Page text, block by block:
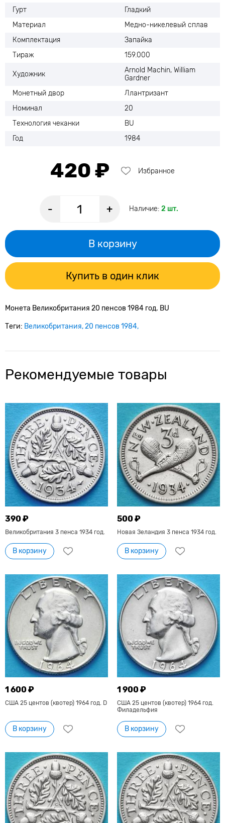
Гурт
Гладкий
Материал
Медно-никелевый сплав
Комплектация
Запайка
Тираж
159.000
Художник
Arnold Machin, William
Gardner
Монетный двор
Ллантризант
Номинал
20
Технология чеканки
BU
Год
1984
420 ₽ Избранное
- + Наличие: 2 шт.
В корзину
Купить в один клик
Монета Великобритания 20 пенсов 1984 год. BU
Теги: Великобритания 20 пенсов 1984
Рекомендуемые товары
390 ₽
Великобритания 3 пенса 1934 год.
В корзину
500 ₽
Новая Зеландия 3 пенса 1934 год.
В корзину
1 600 ₽
США 25 центов (квотер) 1964 год. D
В корзину
1 900 ₽
США 25 центов (квотер) 1964 год.
Филадельфия
В корзину